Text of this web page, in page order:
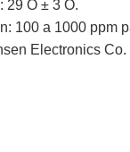
29 O ± 3 O.
100 a 1000 ppm
Electronics Co.